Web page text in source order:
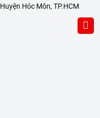
Hóc Môn, TP.HCM